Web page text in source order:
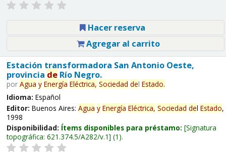
Hacer reserva
Agregar al carrito
Estación transformadora San Antonio Oeste,
provincia deRío Negro.
por Agua y Energía Eléctrica, Sociedad del Estado.
Idioma: Español
Editor: Buenos Aires: Agua y Energía Eléctrica, Sociedad del Estado,
1998
Disponibilidad: Ítems disponibles para préstamo: Signatura
topográfica: 621.374.5/A282/v.1 (1).